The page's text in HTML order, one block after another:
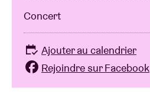
Contact
Concert
Ajouter au calendrier
Rejoindre sur Facebook